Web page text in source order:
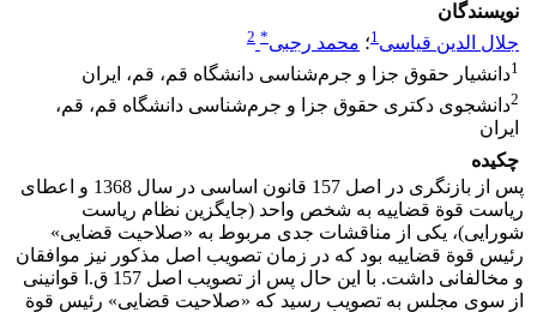
نویسندگان
جلال الدین قیاسی1؛ محمد رجبی*
2
1دانشیار حقوق جزا و جرم‌شناسی دانشگاه قم، قم، ایران
2دانشجوی دکتری حقوق جزا و جرم‌شناسی دانشگاه قم، قم،
ایران
چکیده
پس از بازنگری در اصل 157 قانون اساسی در سال 1368 و اعطای
ریاست قوة قضاییه به شخص واحد (جایگزین نظام ریاست
شورایی)، یکی از مناقشات جدی مربوط به «صلاحیت قضایی»
رئیس قوة قضاییه بود که در زمان تصویب اصل مذکور نیز موافقان
و مخالفانی داشت. با این حال پس از تصویب اصل 157 ق.ا قوانینی
از سوی مجلس به تصویب رسید که «صلاحیت قضایی» رئیس قوة